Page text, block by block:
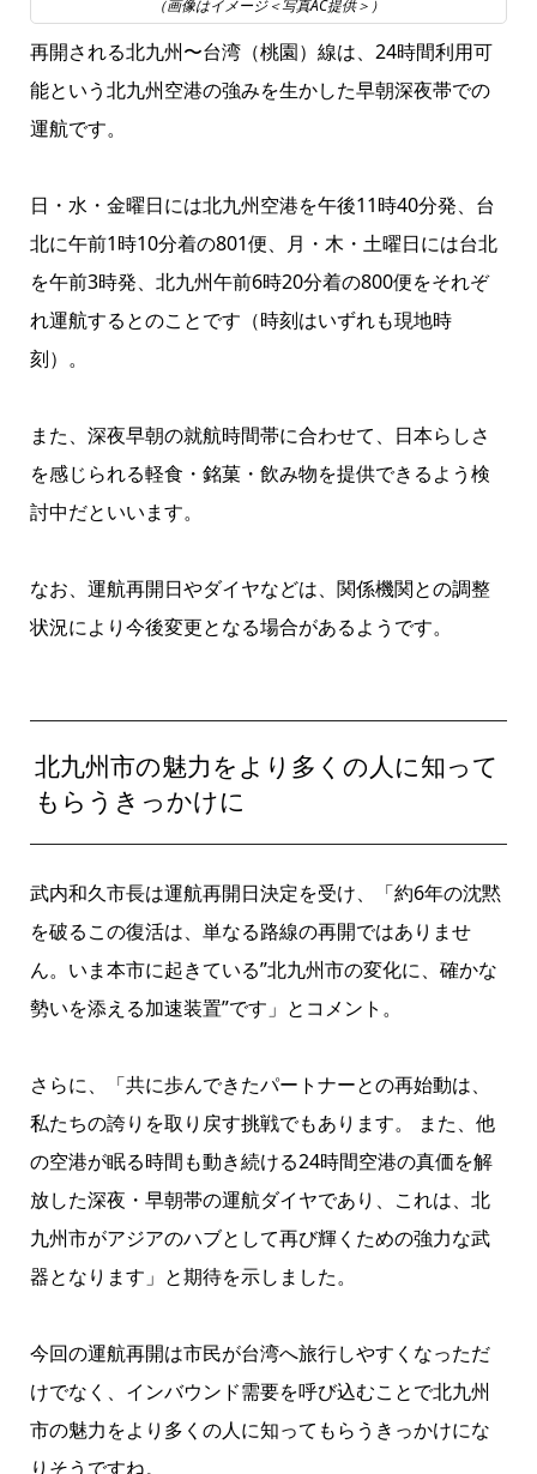
（画像はイメージ＜写真AC提供＞）
再開される北九州〜台湾（桃園）線は、24時間利用可
能という北九州空港の強みを生かした早朝深夜帯での
運航です。
日・水・金曜日には北九州空港を午後11時40分発、台
北に午前1時10分着の801便、月・木・土曜日には台北
を午前3時発、北九州午前6時20分着の800便をそれぞ
れ運航するとのことです（時刻はいずれも現地時
刻）。
また、深夜早朝の就航時間帯に合わせて、日本らしさ
を感じられる軽食・銘菓・飲み物を提供できるよう検
討中だといいます。
なお、運航再開日やダイヤなどは、関係機関との調整
状況により今後変更となる場合があるようです。
北九州市の魅力をより多くの人に知って
もらうきっかけに
武内和久市長は運航再開日決定を受け、「約6年の沈黙
を破るこの復活は、単なる路線の再開ではありませ
ん。いま本市に起きている”北九州市の変化に、確かな
勢いを添える加速装置”です」とコメント。
さらに、「共に歩んできたパートナーとの再始動は、
私たちの誇りを取り戻す挑戦でもあります。 また、他
の空港が眠る時間も動き続ける24時間空港の真価を解
放した深夜・早朝帯の運航ダイヤであり、これは、北
九州市がアジアのハブとして再び輝くための強力な武
器となります」と期待を示しました。
今回の運航再開は市民が台湾へ旅行しやすくなっただ
けでなく、インバウンド需要を呼び込むことで北九州
市の魅力をより多くの人に知ってもらうきっかけにな
りそうですね。